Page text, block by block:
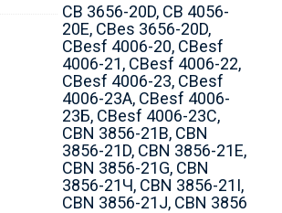
CB 3656-20D, CB 4056-
20E, CBes 3656-20D,
CBesf 4006-20, CBesf
4006-21, CBesf 4006-22,
CBesf 4006-23, CBesf
4006-23А, CBesf 4006-
23Б, CBesf 4006-23C,
CBN 3856-21B, CBN
3856-21D, CBN 3856-21E,
CBN 3856-21G, CBN
3856-21Ч, CBN 3856-21I,
CBN 3856-21J, CBN 3856